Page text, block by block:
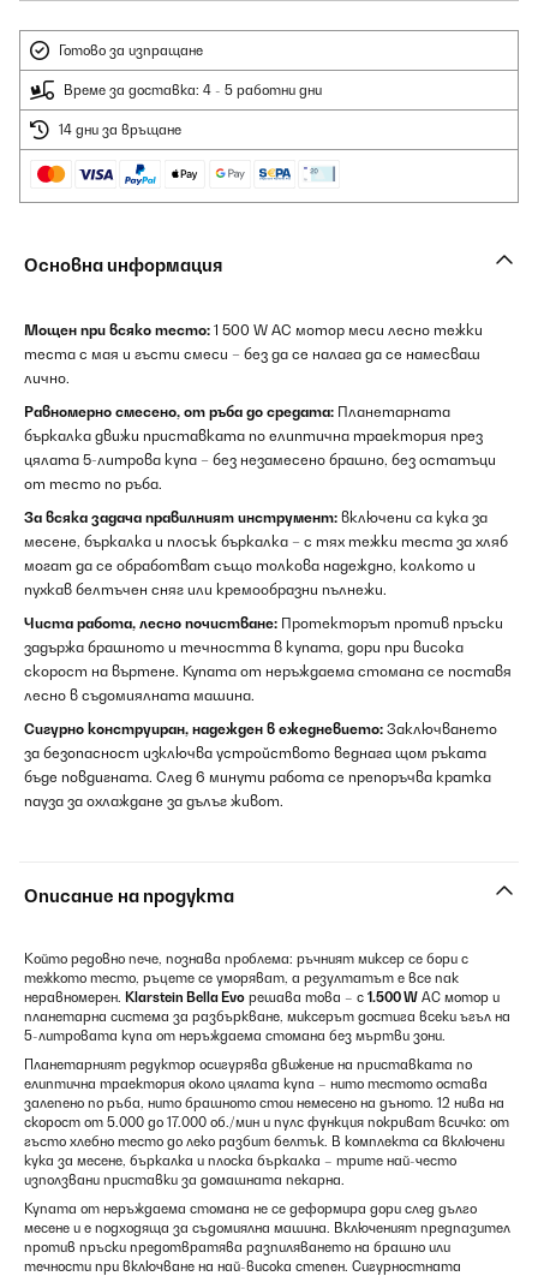
Готово за изпращане
Време за доставка: 4 - 5 работни дни
14 дни за връщане
Основна информация
Мощен при всяко тесто: 1 500 W AC мотор меси лесно тежки
теста с мая и гъсти смеси – без да се налага да се намесваш
лично.
Равномерно смесено, от ръба до средата: Планетарната
бъркалка движи приставката по елиптична траектория през
цялата 5-литрова купа – без незамесено брашно, без остатъци
от тесто по ръба.
За всяка задача правилният инструмент: включени са кука за
месене, бъркалка и плосък бъркалка – с тях тежки теста за хляб
могат да се обработват също толкова надеждно, колкото и
пухкав белтъчен сняг или кремообразни пълнежи.
Чиста работа, лесно почистване: Протекторът против пръски
задържа брашното и течността в купата, дори при висока
скорост на въртене. Купата от неръждаема стомана се поставя
лесно в съдомиялната машина.
Сигурно конструиран, надежден в ежедневието: Заключването
за безопасност изключва устройството веднага щом ръката
бъде повдигната. След 6 минути работа се препоръчва кратка
пауза за охлаждане за дълъг живот.
Описание на продукта
Който редовно пече, познава проблема: ръчният миксер се бори с
тежкото тесто, ръцете се уморяват, а резултатът е все пак
неравномерен. Klarstein Bella Evo решава това – с 1.500 W AC мотор и
планетарна система за разбъркване, миксерът достига всеки ъгъл на
5-литровата купа от неръждаема стомана без мъртви зони.
Планетарният редуктор осигурява движение на приставката по
елиптична траектория около цялата купа – нито тестото остава
залепено по ръба, нито брашното стои немесено на дъното. 12 нива на
скорост от 5.000 до 17.000 об./мин и пулс функция покриват всичко: от
гъсто хлебно тесто до леко разбит белтък. В комплекта са включени
кука за месене, бъркалка и плоска бъркалка – трите най-често
използвани приставки за домашната пекарна.
Купата от неръждаема стомана не се деформира дори след дълго
месене и е подходяща за съдомиялна машина. Включеният предпазител
против пръски предотвратява разпиляването на брашно или
течности при включване на най-висока степен. Сигурностната